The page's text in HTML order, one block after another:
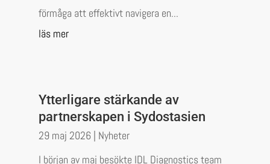
förmåga att effektivt navigera en...
läs mer
Ytterligare stärkande av
partnerskapen i Sydostasien
29 maj 2026| Nyheter
I början av maj besökte IDL Diagnostics team